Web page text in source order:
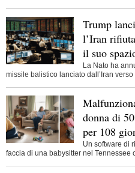
Trump
l’Iran
il suo
La Nato ha
missile balistico lanciato dall’Iran verso
donna di
per 108
Un software di
faccia di una babysitter nel Tennessee